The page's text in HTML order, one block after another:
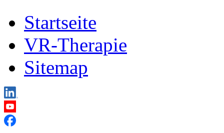
Startseite
VR-Therapie
Sitemap